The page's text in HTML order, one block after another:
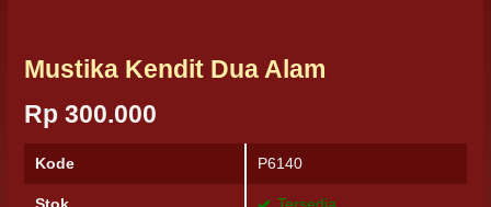
Mustika Kendit Dua Alam
Rp 300.000
Kode P6140